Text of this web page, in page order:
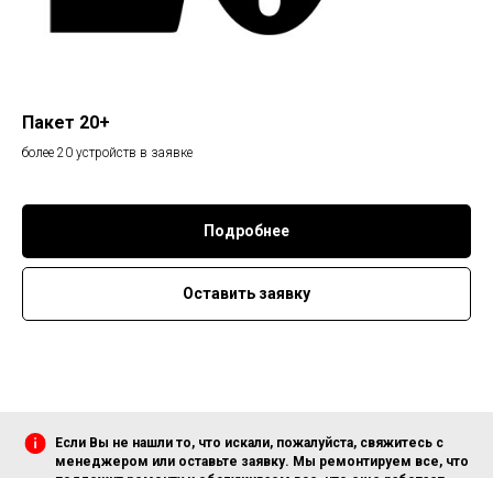
Пакет 20+
более 20 устройств в заявке
Подробнее
Оставить заявку
Если Вы не нашли то, что искали, пожалуйста, свяжитесь с
менеджером или оставьте заявку. Мы ремонтируем все, что